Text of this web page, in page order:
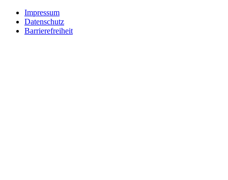
Impressum
Datenschutz
Barrierefreiheit